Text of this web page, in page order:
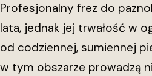
Profesjonalny frez do
lata, jednak jej trwałość w
od codziennej, sumiennej
w tym obszarze prowadzą